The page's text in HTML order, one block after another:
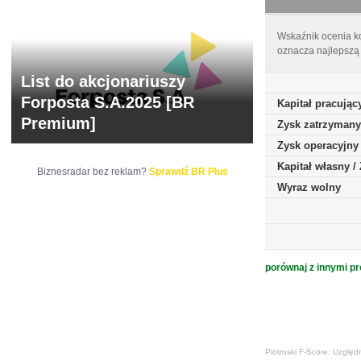
Wskaźnik ocenia
oznacza
Kapitał
Zysk
Zysk operacyjny
Kapitał własny
Wyraz wolny
porównaj z innymi
Piotroski F-Score:
List do akcjonariuszy
Forposta S.A.2025 [BR
Premium]
Biznesradar bez reklam? Sprawdź BR Plus